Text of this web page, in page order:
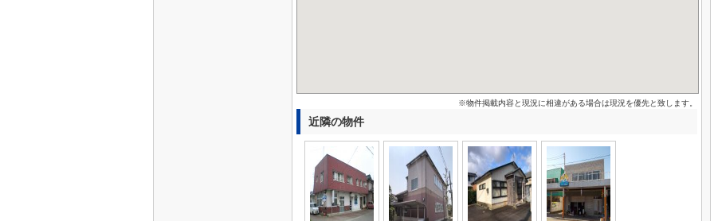
※物件掲載内容と現況に相違がある場合は現況を優先と致します。
近隣の物件